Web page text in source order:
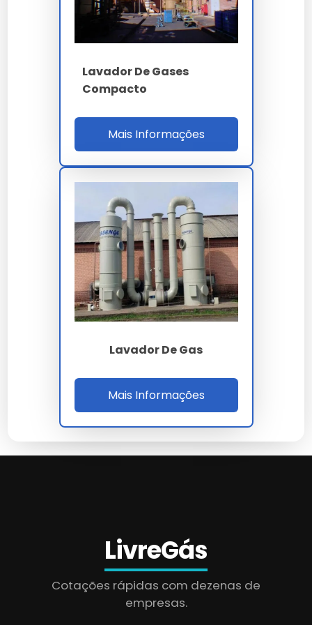
Capela Com Lavador De Gases
Lavador De Gases Fábrica
Lavador De Gases Para Restaurantes
Lavador De Gases Melting
Lavador De Gases Para Amônia
Empresa De Lavador De Gases
Comprar Lavador De Gases Para Fornos
Lavador De Gas Cloro
Anéis Pall,
Mellapak
250Y
ASME PTC 12
Lavador De Gases
Compacto
Mais Informações
Lavador De Gas
Mais Informações
LivreGás
Cotações rápidas com dezenas de
empresas.